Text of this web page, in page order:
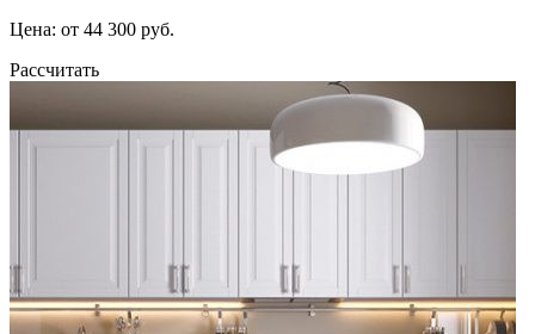
Цена: от 44 300 руб.
Рассчитать